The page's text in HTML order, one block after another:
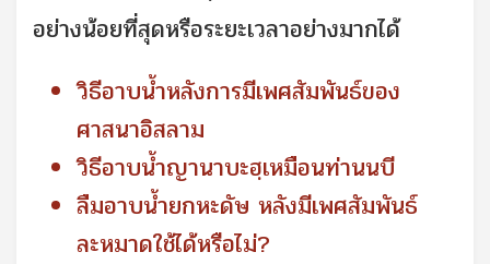
อย่างน้อยที่สุดหรือระยะเวลาอย่างมากได้
วิธีอาบน้ำหลังการมีเพศสัมพันธ์ของ
ศาสนาอิสลาม
วิธีอาบนํ้าญานาบะฮฺเหมือนท่านนบี
ลืมอาบน้ำยกหะดัษ หลังมีเพศสัมพันธ์
ละหมาดใช้ได้หรือไม่?